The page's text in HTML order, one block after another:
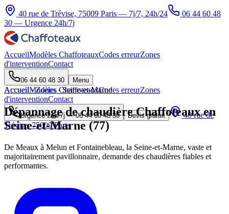
40 rue de Trévise, 75009 Paris — 7j/7, 24h/24
06 44 60 48
30 — Urgence 24h/7j
AccueilModèles ChaffoteauxCodes erreurZones
d'interventionContact
06 44 60 48 30 Menu
AccueilModèles ChaffoteauxCodes erreurZones
d'interventionContact
Urgence 24h/7j —06 44 60 48 30 Devis gratuit
40 rue de
Trévise, 75009 Paris
Accueil·Zones·Seine-et-Marne
Dépannage de chaudière Chaffoteaux en
Seine-et-Marne (77)
De Meaux à Melun et Fontainebleau, la Seine-et-Marne, vaste et
majoritairement pavillonnaire, demande des chaudières fiables et
performantes.